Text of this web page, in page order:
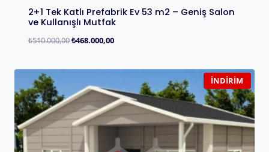
2+1 Tek Katlı Prefabrik Ev 53 m2 – Geniş Salon
ve Kullanışlı Mutfak
₺510.000,00₺468.000,00
İNDIRIM